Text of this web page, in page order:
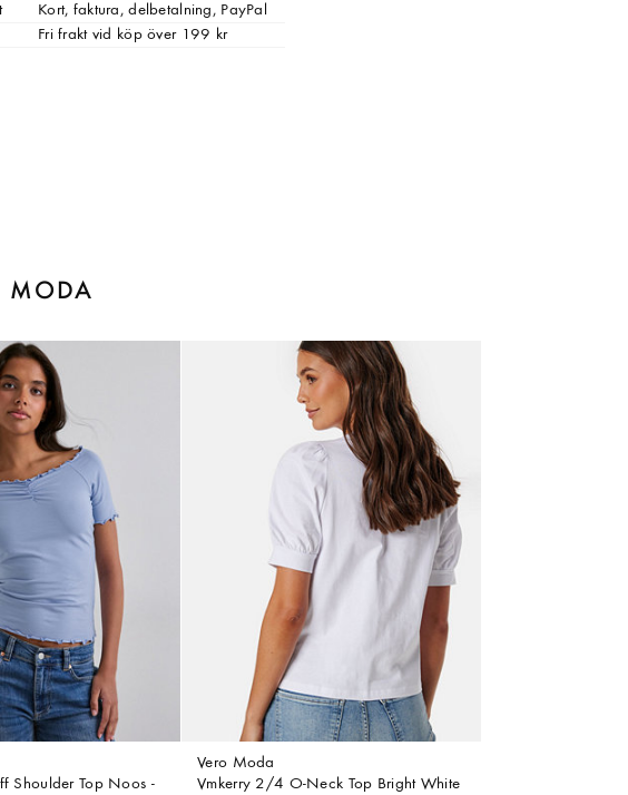
Kort, faktura, delbetalning, PayPal
Fri frakt vid köp över 199 kr
MODA
Shoulder Top Noos -
Vero Moda
Vmkerry 2/4 O-Neck Top Bright White